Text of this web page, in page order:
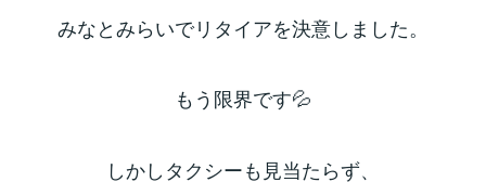
みなとみらいでリタイアを決意しました。
もう限界です💦
しかしタクシーも見当たらず、